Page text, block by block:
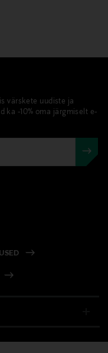
värskete uudiste ja
ka -10% oma järgmiselt e-